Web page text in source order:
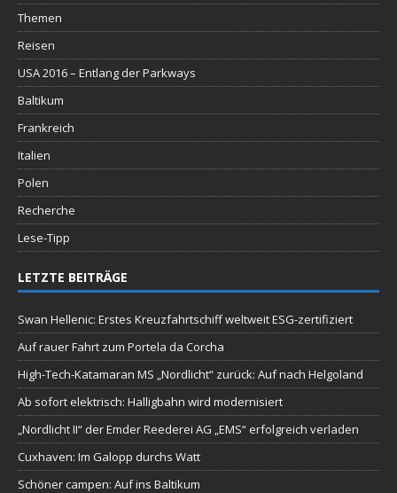
Themen
Reisen
USA 2016 – Entlang der Parkways
Baltikum
Frankreich
Italien
Polen
Recherche
Lese-Tipp
LETZTE BEITRÄGE
Swan Hellenic: Erstes Kreuzfahrtschiff weltweit ESG-zertifiziert
Auf rauer Fahrt zum Portela da Corcha
High-Tech-Katamaran MS „Nordlicht“ zurück: Auf nach Helgoland
Ab sofort elektrisch: Halligbahn wird modernisiert
„Nordlicht II“ der Emder Reederei AG „EMS“ erfolgreich verladen
Cuxhaven: Im Galopp durchs Watt
Schöner campen: Auf ins Baltikum